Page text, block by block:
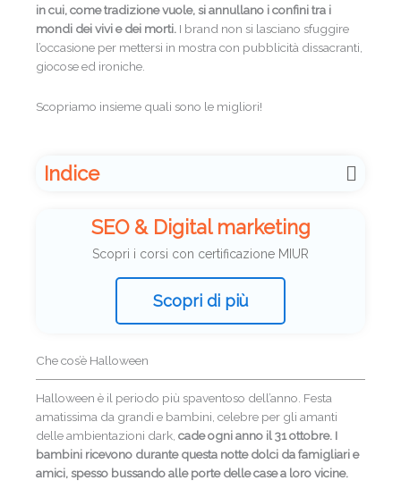
in cui, come tradizione vuole, si annullano i confini tra i
mondi dei vivi e dei morti. I brand non si lasciano sfuggire
l’occasione per mettersi in mostra con pubblicità dissacranti,
giocose ed ironiche.
Scopriamo insieme quali sono le migliori!
Indice
SEO & Digital marketing
Scopri i corsi con certificazione MIUR
Scopri di più
Che cos’è Halloween
Halloween è il periodo più spaventoso dell’anno. Festa
amatissima da grandi e bambini, celebre per gli amanti
delle ambientazioni dark, cade ogni anno il 31 ottobre. I
bambini ricevono durante questa notte dolci da famigliari e
amici, spesso bussando alle porte delle case a loro vicine.